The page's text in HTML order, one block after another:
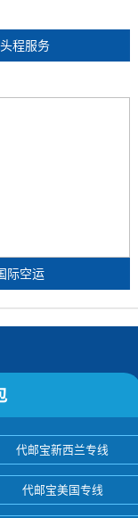
程服务
际空运
代邮宝新西兰专线
代邮宝美国专线